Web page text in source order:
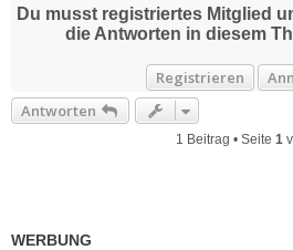
Du musst registriertes Mitglied
die Antworten in diesem
Registrieren
Antworten
1 Beitrag • Seite 1
WERBUNG